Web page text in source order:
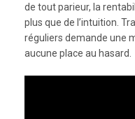
de tout parieur, la
plus que de l’intuition.
réguliers demande une
aucune place au hasard.